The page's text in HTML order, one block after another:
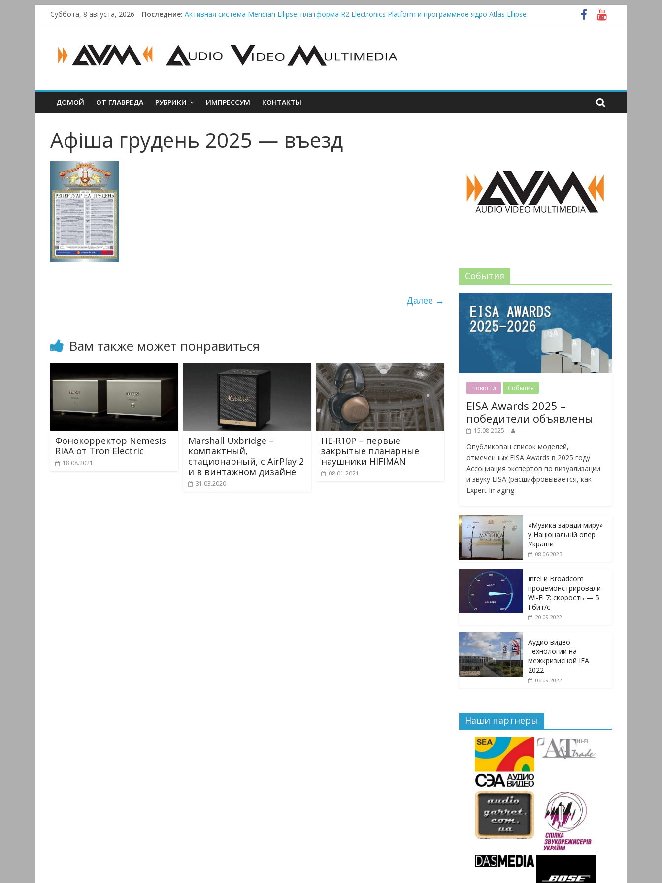
Суббота, 8 августа, 2026 Последние: Активная система Meridian Ellipse: платформа R2 Electronics Platform и программное ядро Atlas Ellipse
Victrola Automatic — традиционный виниловый автомат, дополненный Bluetooth
AUDIO,
VIDEO
&
MULTIMEDIA
Аудио,
Видео
Мультимедиа
ДОМОЙ ОТ ГЛАВРЕДА РУБРИКИ ИМПРЕССУМ КОНТАКТЫ
Афіша грудень 2025 — въезд
Далее →
Вам также может понравиться
Фонокорректор Nemesis
RIAA от Tron Electric
18.08.2021
Marshall Uxbridge –
компактный,
стационарный, с AirPlay 2
и в винтажном дизайне
31.03.2020
HE-R10P – первые
закрытые планарные
наушники HIFIMAN
08.01.2021
События
Новости События
EISA Awards 2025 –
победители объявлены
15.08.2025
Опубликован список моделей,
отмеченных EISA Awards в 2025 году.
Ассоциация экспертов по визуализации
и звуку EISA (расшифровывается, как
Expert Imaging
«Музика заради миру»
у Національній опері
України
08.06.2025
Intel и Broadcom
продемонстрировали
Wi-Fi 7: скорость — 5
Гбит/с
20.09.2022
Аудио видео
технологии на
межкризисной IFA
2022
06.09.2022
Наши партнеры